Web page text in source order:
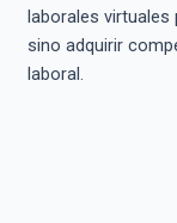
laborales
sino adquirir
laboral.